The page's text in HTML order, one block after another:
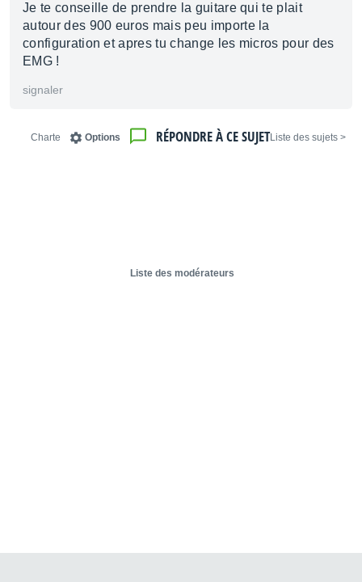
Je te conseille de prendre la guitare qui te plait
autour des 900 euros mais peu importe la
configuration et apres tu change les micros pour des
EMG !
signaler
< Liste des sujets
RÉPONDRE À CE SUJET
Options
Charte
Liste des modérateurs